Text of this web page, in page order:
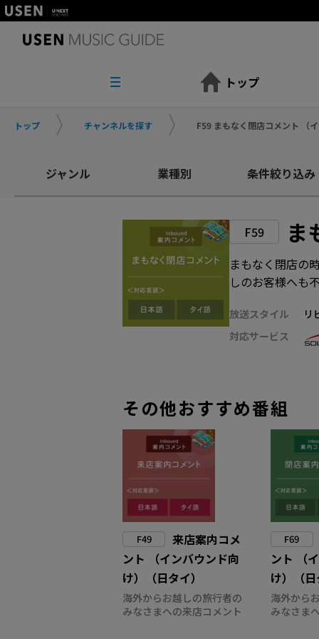
トップ
トップ チャンネルを探す F59 まもなく閉店コメント （
ジャンル 業種別 条件絞り込み
F59 ま
まもなく閉店の
しのお客様へも
放送スタイル
リ
対応サービス
その他おすすめ番組
F49
来店案内コメ
ント （インバウンド向
け）（日タイ）
海外からお越しの旅行者の
みなさまへの来店コメント
F69
ント （
け）（
海外から
みなさま